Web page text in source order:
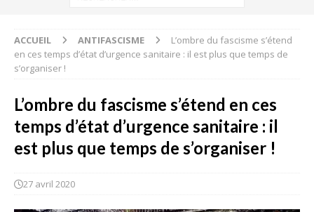
ACCUEIL ANTIFASCISME
L’ombre du fascisme s’étend
en ces temps d’état d’urgence sanitaire : il est plus que temps de
s’organiser !
L’ombre du fascisme s’étend en ces
temps d’état d’urgence sanitaire : il
est plus que temps de s’organiser !
27 avril 2020